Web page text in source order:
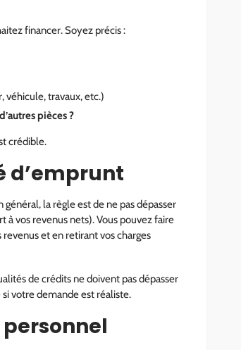
financer. Soyez précis :
véhicule, travaux, etc.)
pièces ?
crédible.
d’emprunt
la règle est de ne pas dépasser
à vos revenus nets). Vous pouvez faire
et en retirant vos charges
de crédits ne doivent pas dépasser
votre demande est réaliste.